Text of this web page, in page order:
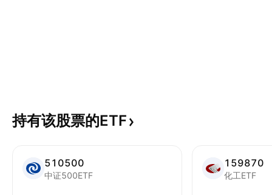
持有该股票的ETF
510500
中证500ETF
159870
化工ETF